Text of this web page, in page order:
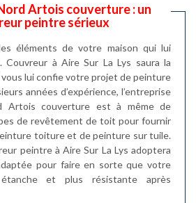
Artois couverture : un
peintre sérieux
éléments de votre maison qui lui
Couvreur à Aire Sur La Lys saura la
lui confie votre projet de peinture
années d’expérience, l’entreprise
Artois couverture est à même de
de revêtement de toit pour fournir
toiture et de peinture sur tuile.
peintre à Aire Sur La Lys adoptera
pour faire en sorte que votre
et plus résistante après